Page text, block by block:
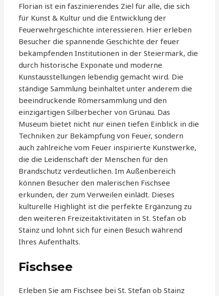
Florian ist ein faszinierendes Ziel für alle, die sich
für Kunst & Kultur und die Entwicklung der
Feuerwehrgeschichte interessieren. Hier erleben
Besucher die spannende Geschichte der feuer
bekämpfenden Institutionen in der Steiermark, die
durch historische Exponate und moderne
Kunstausstellungen lebendig gemacht wird. Die
ständige Sammlung beinhaltet unter anderem die
beeindruckende Römersammlung und den
einzigartigen Silberbecher von Grünau. Das
Museum bietet nicht nur einen tiefen Einblick in die
Techniken zur Bekämpfung von Feuer, sondern
auch zahlreiche vom Feuer inspirierte Kunstwerke,
die die Leidenschaft der Menschen für den
Brandschutz verdeutlichen. Im Außenbereich
können Besucher den malerischen Fischsee
erkunden, der zum Verweilen einlädt. Dieses
kulturelle Highlight ist die perfekte Ergänzung zu
den weiteren Freizeitaktivitäten in St. Stefan ob
Stainz und lohnt sich für einen Besuch während
Ihres Aufenthalts.
Fischsee
Erleben Sie am Fischsee bei St. Stefan ob Stainz